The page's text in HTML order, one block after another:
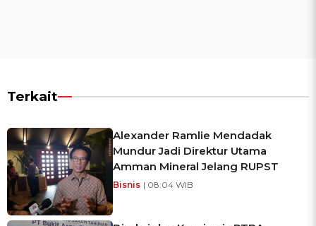
Terkait
Alexander Ramlie Mendadak
Mundur Jadi Direktur Utama
Amman Mineral Jelang RUPST
Bisnis | 08:04 WIB